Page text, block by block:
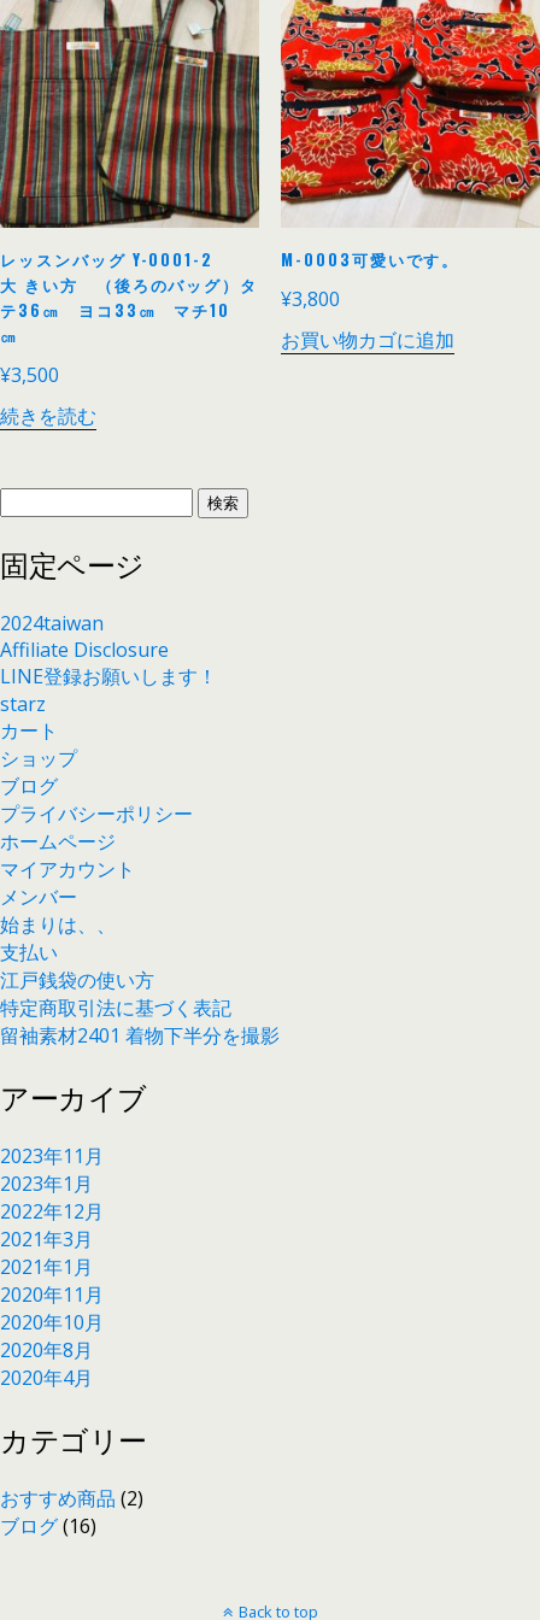
レッスンバッグ Y-0001-2
大 きい方 （後ろのバッグ）タ
テ36㎝ ヨコ33㎝ マチ10
㎝
¥3,500
続きを読む
M-0003可愛いです。
¥3,800
お買い物カゴに追加
固定ページ
2024taiwan
Affiliate Disclosure
LINE登録お願いします！
starz
カート
ショップ
ブログ
プライバシーポリシー
ホームページ
マイアカウント
メンバー
始まりは、、
支払い
江戸銭袋の使い方
特定商取引法に基づく表記
留袖素材2401 着物下半分を撮影
アーカイブ
2023年11月
2023年1月
2022年12月
2021年3月
2021年1月
2020年11月
2020年10月
2020年8月
2020年4月
カテゴリー
おすすめ商品 (2)
ブログ(16)
Back to top